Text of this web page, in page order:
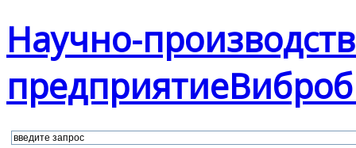
Научно-
предприятие